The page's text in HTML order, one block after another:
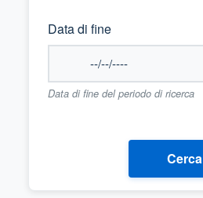
Data di fine
Data di fine del periodo di ricerca
Cerca